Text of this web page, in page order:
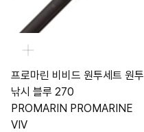
프로마린 비비드 원투세트 원투
낚시 블루 270
PROMARIN PROMARINE
VIV